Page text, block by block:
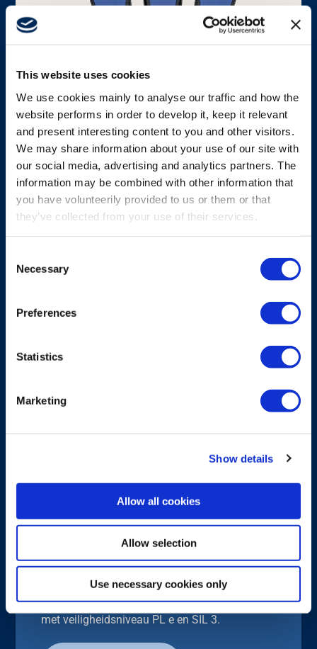
This website uses cookies
We use cookies mainly to analyse our traffic and how the
website performs in order to develop it, keep it relevant
and present interesting content to you and other visitors.
We may share information about your use of our site with
our social media, advertising and analytics partners. The
information may be combined with other information that
you have volunteerily provided to us or them or that
they’ve collected from your use of their services.
Selection
Necessary
Preferences
Statistics
Marketing
Show details
Allow all cookies
Allow selection
Use necessary cookies only
Mediabank
ZENDER
Pocket
De Pocket zender biedt 2-wegcommunicatie
met LED-indicatoren, beschermklasse IP67 en
een strak, aanpasbaar ontwerp met tot 8
knoppen.
Micro Flex
Een kleine, in hoge mate aanpasbare zender
met veiligheidsniveau PL e en SIL 3.